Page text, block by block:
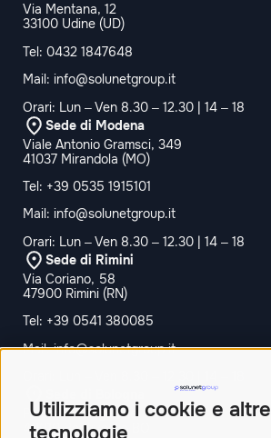
Utilizziamo i cookie e altre
Via Mentana, 12
33100 Udine (UD)
Tel: 0432 1847648
Mail: info@solunetgroup.it
Orari: Lun – Ven 8.30 – 12.30 | 14 – 18
Sede di Modena
Viale Antonio Gramsci, 349
41037 Mirandola (MO)
Tel: +39 0535 1915101
Mail: info@solunetgroup.it
Orari: Lun – Ven 8.30 – 12.30 | 14 – 18
Sede di Rimini
Via Coriano, 58
47900 Rimini (RN)
Tel: +39 0541 380085
Mail:info@solunetgroup.it
Palazzina Doganale,
40010 Bentivoglio BO